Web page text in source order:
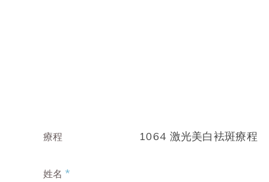
療程 1064 激光美白袪斑療程
姓名 *